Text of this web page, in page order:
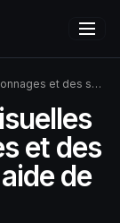
à l'aide de Storyboard AI
et des
de